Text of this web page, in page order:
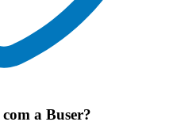
com a Buser?